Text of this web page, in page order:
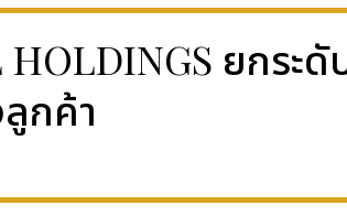
ยกระดั
กค้า